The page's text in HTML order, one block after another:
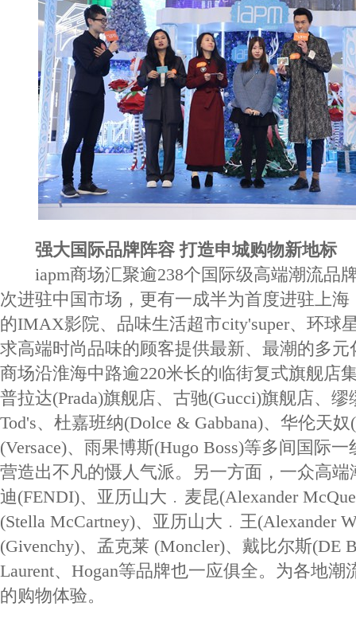
强大国际品牌阵容 打造申城购物新地标
iapm商场汇聚逾238个国际级高端潮流品
次进驻中国市场，更有一成半为首度进驻上
的IMAX影院、品味生活超市city'super、环球
求高端时尚品味的顾客提供最新、最潮的多元
商场沿淮海中路逾220米长的临街复式旗舰店
普拉达(Prada)旗舰店、古驰(Gucci)旗舰店、
Tod's、杜嘉班纳(Dolce & Gabbana)、华伦天
(Versace)、雨果博斯(Hugo Boss)等多间国际
营造出不凡的慑人气派。另一方面，一众高
迪(FENDI)、亚历山大﹒麦昆(Alexander
(Stella McCartney)、亚历山大﹒王(Alexander
(Givenchy)、孟克莱 (Moncler)、戴比尔斯(DE
Laurent、Hogan等品牌也一应俱全。为各地潮
的购物体验。